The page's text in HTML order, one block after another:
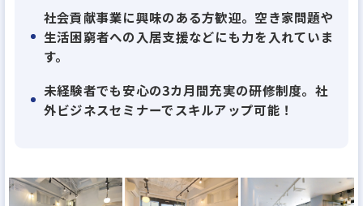
社会貢献事業に興味のある方歓迎。空き家問題や
生活困窮者への入居支援などにも力を入れていま
す。
未経験者でも安心の3カ月間充実の研修制度。社
外ビジネスセミナーでスキルアップ可能！